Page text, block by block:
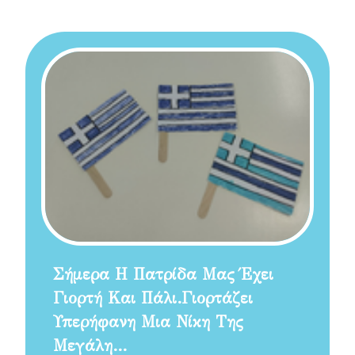
Σήμερα Η Πατρίδα Μας Έχει
Γιορτή Και Πάλι.Γιορτάζει
Υπερήφανη Μια Νίκη Της
Μεγάλη…